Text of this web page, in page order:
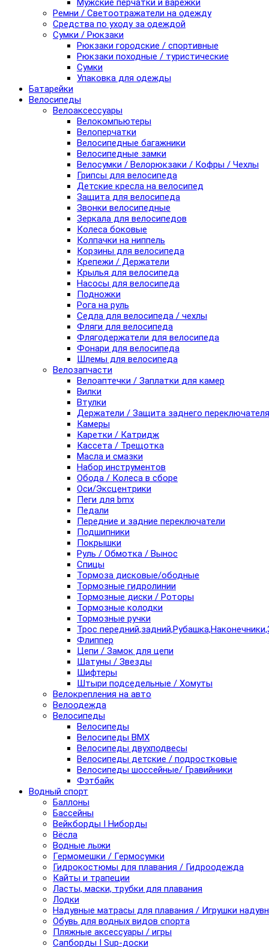
Мужские перчатки и варежки
Ремни / Светоотражатели на одежду
Средства по уходу за одеждой
Сумки / Рюкзаки
Рюкзаки городские / спортивные
Рюкзаки походные / туристические
Сумки
Упаковка для одежды
Батарейки
Велосипеды
Велоаксессуары
Велокомпьютеры
Велоперчатки
Велосипедные багажники
Велосипедные замки
Велосумки / Велорюкзаки / Кофры / Чехлы
Грипсы для велосипеда
Детские кресла на велосипед
Защита для велосипеда
Звонки велосипедные
Зеркала для велосипедов
Колеса боковые
Колпачки на ниппель
Корзины для велосипеда
Крепежи / Держатели
Крылья для велосипеда
Насосы для велосипеда
Подножки
Рога на руль
Седла для велосипеда / чехлы
Фляги для велосипеда
Флягодержатели для велосипеда
Фонари для велосипеда
Шлемы для велосипеда
Велозапчасти
Велоаптечки / Заплатки для камер
Вилки
Втулки
Держатели / Защита заднего переключателя
Камеры
Каретки / Катридж
Кассета / Трещотка
Масла и смазки
Набор инструментов
Обода / Колеса в сборе
Оси/Эксцентрики
Пеги для bmx
Педали
Передние и задние переключатели
Подшипники
Покрышки
Руль / Обмотка / Вынос
Спицы
Тормоза дисковые/ободные
Тормозные гидролинии
Тормозные диски / Роторы
Тормозные колодки
Тормозные ручки
Трос
Флиппер
Цепи / Замок для цепи
Шатуны / Звезды
Шифтеры
Штыри подседельные / Хомуты
Велокрепления на авто
Велоодежда
Велосипеды
Велосипеды
Велосипеды BMX
Велосипеды двухподвесы
Велосипеды детские / подростковые
Велосипеды шоссейные/ Гравийники
Фэтбайк
Водный спорт
Баллоны
Бассейны
Вейкборды I Ниборды
Вёсла
Водные лыжи
Гермомешки / Гермосумки
Гидрокостюмы для плавания / Гидроодежда
Кайты и трапеции
Ласты, маски, трубки для плавания
Лодки
Надувные матрасы для плавания / Игрушки
Обувь для водных видов спорта
Пляжные аксессуары / игры
Сапборды I Sup-доски